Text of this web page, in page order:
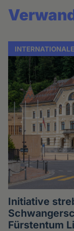
Initiative
Fürstentum